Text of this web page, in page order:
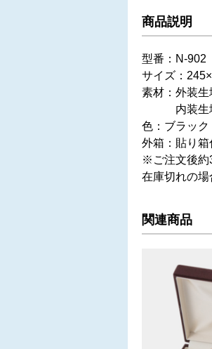
商品説明
型番：N-902
サイズ：
素材：外装生
内装生地
色：ブラック
外箱：貼り箱
※ご注文後約
在庫切れの場
関連商品